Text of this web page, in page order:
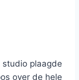
studio plaagde
over de hele